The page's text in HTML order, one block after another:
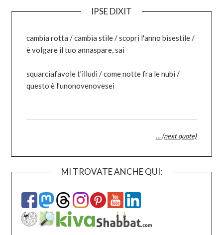
IPSE DIXIT
cambia rotta / cambia stile / scopri l'anno bisestile /
è volgare il tuo annaspare, sai
squarciafavole t'illudi / come notte fra le nubi /
questo è l'unonovenovesei
… (next quote)
MI TROVATE ANCHE QUI: